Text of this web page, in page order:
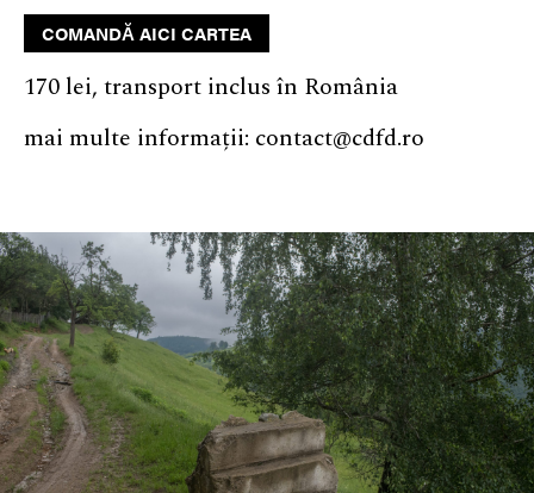
COMANDĂ AICI CARTEA
170 lei, transport inclus în România
mai multe informații: contact@cdfd.ro